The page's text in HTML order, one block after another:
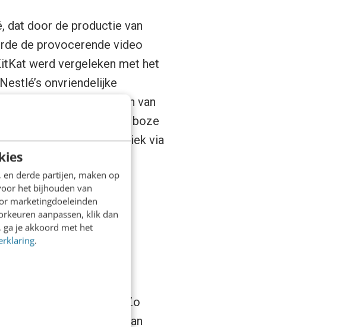
derde partijen, maken op
het bijhouden van
marketingdoeleinden
aanpassen, klik dan
ga je akkoord met het
.
dat door de productie van
de provocerende video
werd vergeleken met het
onvriendelijke
en liet hem verwijderen van
Op
kwamen boze
ruim 8 weken van kritiek via
aan te
te realiseren. Zo
betrof het ontwerpen van